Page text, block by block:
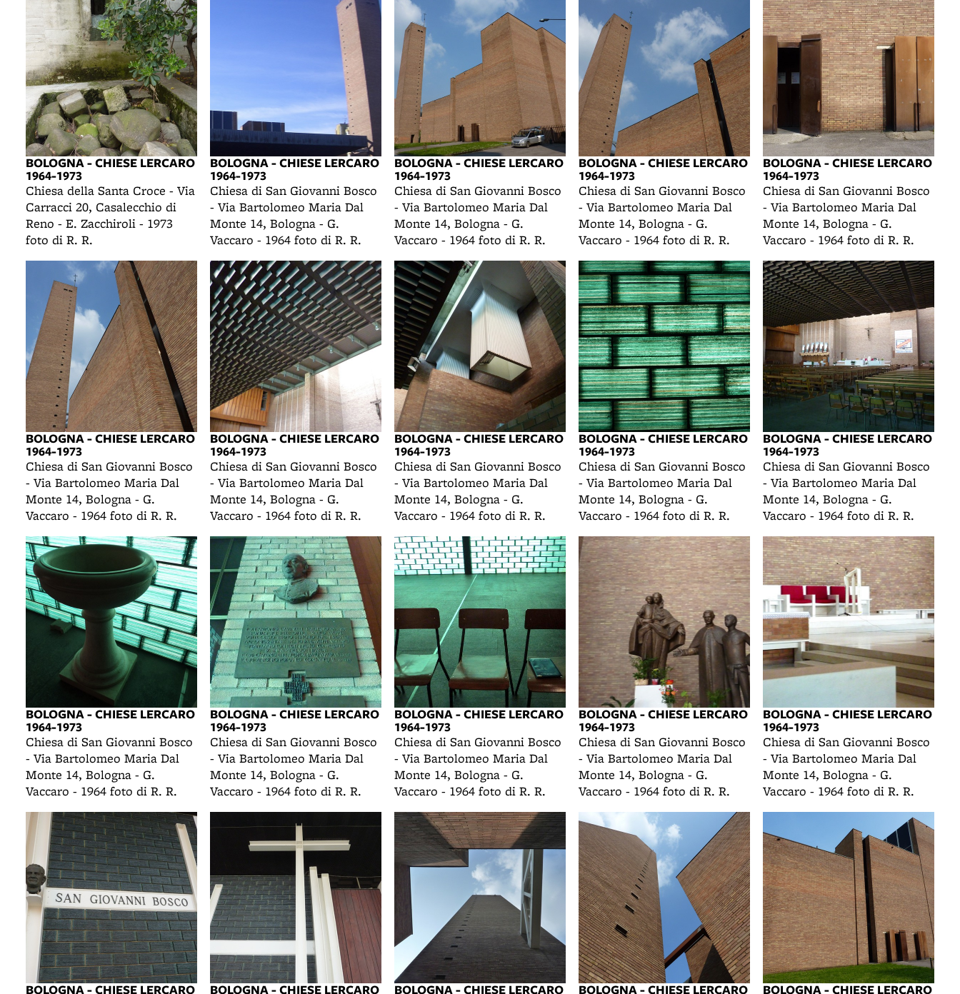
BOLOGNA - CHIESE LERCARO
1964-1973
Chiesa della Santa Croce - Via
Carracci 20, Casalecchio di
Reno - E. Zacchiroli - 1973
foto di R. R.
BOLOGNA - CHIESE LERCARO
1964-1973
Chiesa di San Giovanni Bosco
- Via Bartolomeo Maria Dal
Monte 14, Bologna - G.
Vaccaro - 1964 foto di R. R.
BOLOGNA - CHIESE LERCARO
1964-1973
Chiesa di San Giovanni Bosco
- Via Bartolomeo Maria Dal
Monte 14, Bologna - G.
Vaccaro - 1964 foto di R. R.
BOLOGNA - CHIESE LERCARO
1964-1973
Chiesa di San Giovanni Bosco
- Via Bartolomeo Maria Dal
Monte 14, Bologna - G.
Vaccaro - 1964 foto di R. R.
BOLOGNA - CHIESE LERCARO
1964-1973
Chiesa di San Giovanni Bosco
- Via Bartolomeo Maria Dal
Monte 14, Bologna - G.
Vaccaro - 1964 foto di R. R.
BOLOGNA - CHIESE LERCARO
1964-1973
Chiesa di San Giovanni Bosco
- Via Bartolomeo Maria Dal
Monte 14, Bologna - G.
Vaccaro - 1964 foto di R. R.
BOLOGNA - CHIESE LERCARO
1964-1973
Chiesa di San Giovanni Bosco
- Via Bartolomeo Maria Dal
Monte 14, Bologna - G.
Vaccaro - 1964 foto di R. R.
BOLOGNA - CHIESE LERCARO
1964-1973
Chiesa di San Giovanni Bosco
- Via Bartolomeo Maria Dal
Monte 14, Bologna - G.
Vaccaro - 1964 foto di R. R.
BOLOGNA - CHIESE LERCARO
1964-1973
Chiesa di San Giovanni Bosco
- Via Bartolomeo Maria Dal
Monte 14, Bologna - G.
Vaccaro - 1964 foto di R. R.
BOLOGNA - CHIESE LERCARO
1964-1973
Chiesa di San Giovanni Bosco
- Via Bartolomeo Maria Dal
Monte 14, Bologna - G.
Vaccaro - 1964 foto di R. R.
BOLOGNA - CHIESE LERCARO
1964-1973
Chiesa di San Giovanni Bosco
- Via Bartolomeo Maria Dal
Monte 14, Bologna - G.
Vaccaro - 1964 foto di R. R.
BOLOGNA - CHIESE LERCARO
1964-1973
Chiesa di San Giovanni Bosco
- Via Bartolomeo Maria Dal
Monte 14, Bologna - G.
Vaccaro - 1964 foto di R. R.
BOLOGNA - CHIESE LERCARO
1964-1973
Chiesa di San Giovanni Bosco
- Via Bartolomeo Maria Dal
Monte 14, Bologna - G.
Vaccaro - 1964 foto di R. R.
BOLOGNA - CHIESE LERCARO
1964-1973
Chiesa di San Giovanni Bosco
- Via Bartolomeo Maria Dal
Monte 14, Bologna - G.
Vaccaro - 1964 foto di R. R.
BOLOGNA - CHIESE LERCARO
1964-1973
Chiesa di San Giovanni Bosco
- Via Bartolomeo Maria Dal
Monte 14, Bologna - G.
Vaccaro - 1964 foto di R. R.
BOLOGNA - CHIESE LERCARO BOLOGNA - CHIESE LERCARO BOLOGNA - CHIESE LERCARO BOLOGNA - CHIESE LERCARO BOLOGNA - CHIESE LERCARO